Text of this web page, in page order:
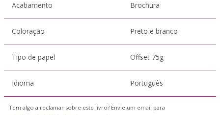
Acabamento Brochura
Coloração Preto e branco
Tipo de papel Offset 75g
Idioma Português
Tem algo a reclamar sobre este livro? Envie um email para